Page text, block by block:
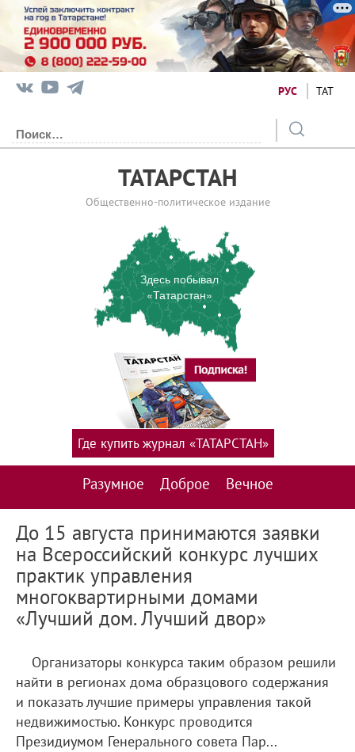
РУС ТАТ
ТАТАРСТАН
Общественно-политическое издание
Здесь побывал
«Татарстан»
Разумное Доброе Вечное
Где купить журнал «ТАТАРСТАН»
До 15 августа принимаются заявки
на Всероссийский конкурс лучших
практик управления
многоквартирными домами
«Лучший дом. Лучший двор»
Организаторы конкурса таким образом решили
найти в регионах дома образцового содержания
и показать лучшие примеры управления такой
недвижимостью. Конкурс проводится
Президиумом Генерального совета Пар...